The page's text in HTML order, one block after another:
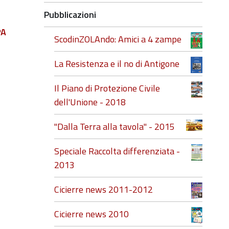
Pubblicazioni
ScodinZOLAndo: Amici a 4 zampe
La Resistenza e il no di Antigone
Il Piano di Protezione Civile
dell'Unione - 2018
"Dalla Terra alla tavola" - 2015
Speciale Raccolta differenziata -
2013
Cicierre news 2011-2012
Cicierre news 2010